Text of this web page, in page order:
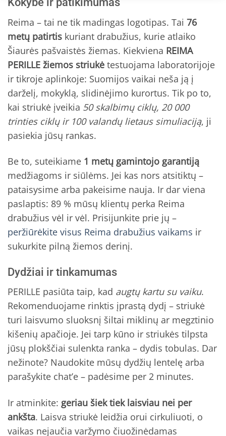
Reima – tai ne tik madingas logotipas. Tai 76
metų patirtis kuriant drabužius, kurie atlaiko
Šiaurės pašvaistės žiemas. Kiekviena REIMA
PERILLE žiemos striukė testuojama laboratorijoje
ir tikroje aplinkoje: Suomijos vaikai neša ją į
darželį, mokyklą, slidinėjimo kurortus. Tik po to,
kai striukė įveikia 50 skalbimų ciklų, 20 000
trinties ciklų ir 100 valandų lietaus simuliaciją, ji
pasiekia jūsų rankas.
Be to, suteikiame 1 metų gamintojo garantiją
medžiagoms ir siūlėms. Jei kas nors atsitiktų –
pataisysime arba pakeisime nauja. Ir dar viena
paslaptis: 89 % mūsų klientų perka Reima
drabužius vėl ir vėl. Prisijunkite prie jų –
peržiūrėkite visus Reima drabužius vaikams ir
sukurkite pilną žiemos derinį.
Dydžiai ir tinkamumas
PERILLE pasiūta taip, kad augtų kartu su vaiku.
Rekomenduojame rinktis įprastą dydį – striukė
turi laisvumo sluoksnį šiltai miklinų ar megztinio
kišenių apačioje. Jei tarp kūno ir striukės tilpsta
jūsų plokščiai sulenkta ranka – dydis tobulas. Dar
nežinote? Naudokite mūsų dydžių lentelę arba
parašykite chat’e – padėsime per 2 minutes.
Ir atminkite: geriau šiek tiek laisviau nei per
ankšta. Laisva striukė leidžia orui cirkuliuoti, o
vaikas nejaučia varžymo čiuožinėdamas